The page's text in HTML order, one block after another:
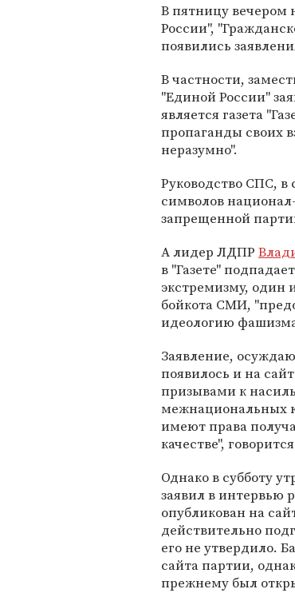
В пятницу вечером
России",
появились
В частности,
"Единой России"
является газета
пропаганды своих
неразумно".
Руководство СПС, в
символов
запрещенной
А лидер ЛДПР
в "Газете"
экстремизму, один
бойкота СМИ,
идеологию
Заявление,
появилось и на
призывами к
межнациональных
имеют права
качестве",
Однако в субботу
заявил в интервью
опубликован на
действительно
его не утвердило.
сайта партии,
прежнему был